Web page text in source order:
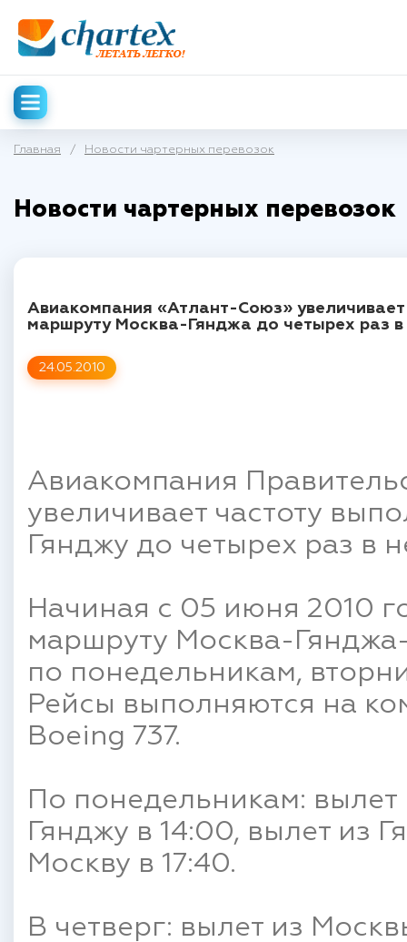
Главная / Новости чартерных перевозок
Новости чартерных перевозок
24.05.2010
Авиакомпания «Атлант-Союз»
маршруту Москва-Гянджа до четырех раз
Авиакомпания
увеличивает частоту
Гянджу до четырех раз в
Начиная с 05 июня 2010
маршруту Москва-
по понедельникам,
Рейсы выполняются на
Boeing 737.
По понедельникам:
Гянджу в 14:00, вылет из
Москву в 17:40.
В четверг: вылет из